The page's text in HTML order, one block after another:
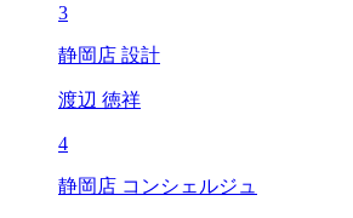
3
静岡店 設計
渡辺 徳祥
4
静岡店 コンシェルジュ